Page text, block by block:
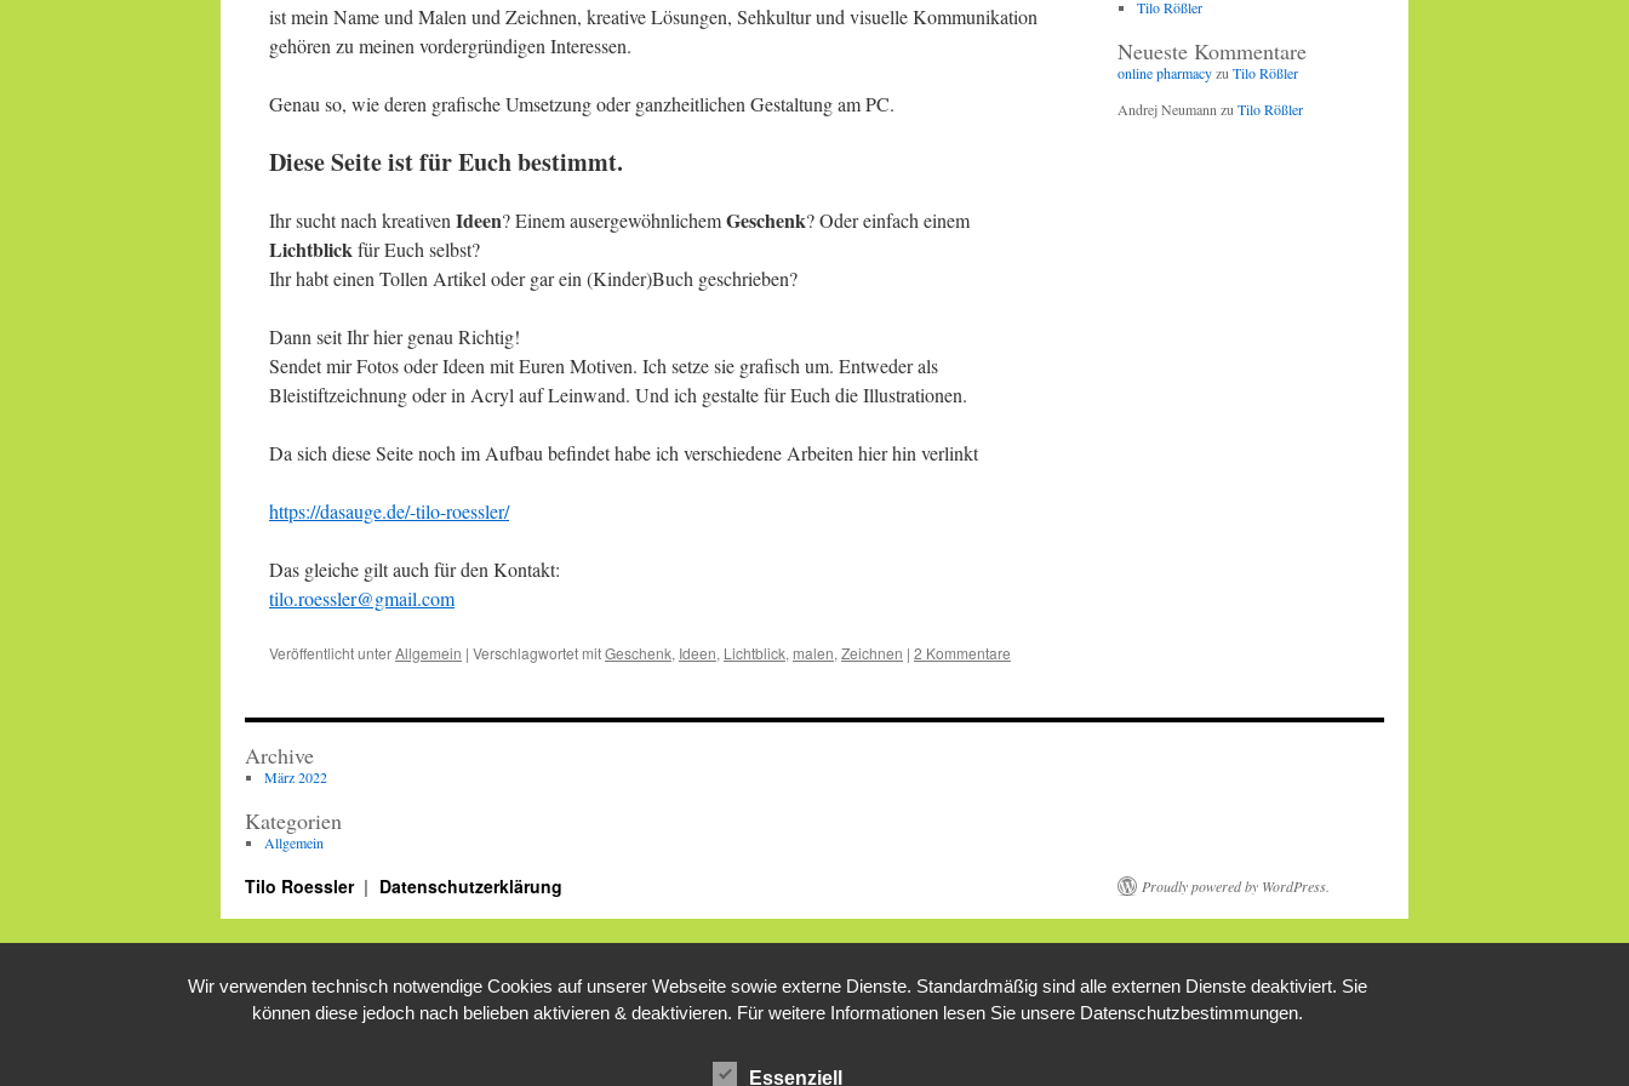
ist mein Name und Malen und Zeichnen, kreative Lösungen, Sehkultur und visuelle Kommunikation
gehören zu meinen vordergründigen Interessen.
Genau so, wie deren grafische Umsetzung oder ganzheitlichen Gestaltung am PC.
Diese Seite ist für Euch bestimmt.
Ihr sucht nach kreativen Ideen? Einem ausergewöhnlichemGeschenk? Oder einfach einem
Lichtblickfür Euch selbst?
Ihr habt einen Tollen Artikel oder gar ein (Kinder)Buch geschrieben?
Dann seit Ihr hier genau Richtig!
Sendet mir Fotos oder Ideen mit Euren Motiven. Ich setze sie grafisch um. Entweder als
Bleistiftzeichnung oder in Acryl auf Leinwand. Und ich gestalte für Euch die Illustrationen.
Da sich diese Seite noch im Aufbau befindet habe ich verschiedene Arbeiten hier hin verlinkt
https://dasauge.de/-tilo-roessler/
Das gleiche gilt auch für den Kontakt:
tilo.roessler@gmail.com
Veröffentlicht unterAllgemein | Verschlagwortet mitGeschenk, Ideen, Lichtblick, malen, Zeichnen | 2 Kommentare
Tilo Rößler
Neueste Kommentare
online pharmacyzu Tilo Rößler
Andrej Neumann zu Tilo Rößler
Archive
März 2022
Kategorien
Allgemein
Tilo Roessler Datenschutzerklärung Proudly powered by WordPress.
Wir verwenden technisch notwendige Cookies auf unserer Webseite sowie externe Dienste. Standardmäßig sind alle externen Dienste deaktiviert. Sie
können diese jedoch nach belieben aktivieren & deaktivieren. Für weitere Informationen lesen Sie unsere Datenschutzbestimmungen.
Essenziell